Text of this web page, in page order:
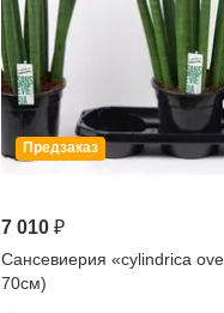
Предзаказ
7 010 ₽
Сансевиерия «cylindrica
70см)